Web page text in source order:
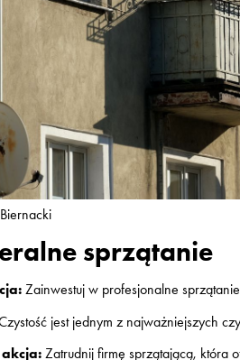
sprzątanie
Zainwestuj w profesjonalne
jest jednym z najważniejszych
Zatrudnij firmę sprzątającą, która